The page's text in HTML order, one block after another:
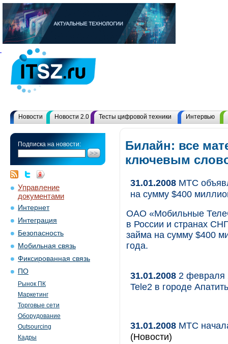
Новости Новости 2.0 Тесты цифровой техники Интервью
Подписка на новости:
Управление
документами
Интернет
Интеграция
Безопасность
Мобильная связь
Фиксированная связь
ПО
Рынок ПК
Маркетинг
Торговые сети
Оборудование
Outsourcing
Кадры
Билайн: все
ключевым
31.01.2008 МТС
на сумму $400
ОАО «Мобильные
в России и странах
займа на сумму $400
года.
31.01.2008 2 февраля
Tele2 в городе
31.01.2008 МТС
(Новости)